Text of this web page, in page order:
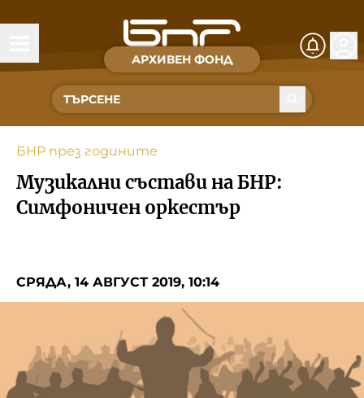
АРХИВЕН ФОНД
Времена и хора
Култура
Музика
Спорт
Съвет за електронни медии
БНР Новини
Детското.БНР
БНР през годините
Музикални състави на БНР:
Симфоничен оркестър
СРЯДА, 14 АВГУСТ 2019, 10:14